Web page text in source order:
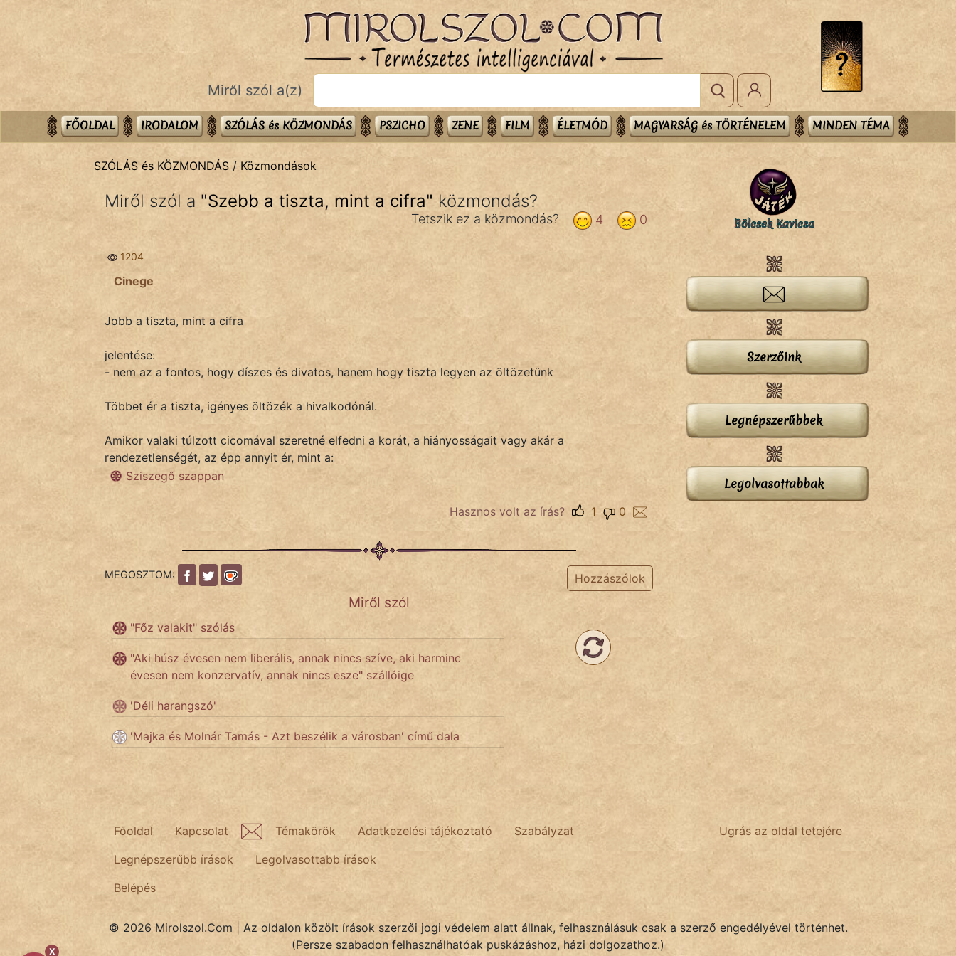
X
Bibliai
Közmondások
Szóláscsoportok
KÖZMONDÁS
FILM
Népszerű szerzőink:
fantom
Láron Ádám
Miről szól a(z)
FŐOLDAL IRODALOM SZÓLÁS és KÖZMONDÁS PSZICHO ZENE FILM ÉLETMÓD MAGYARSÁG és TÖRTÉNELEM MINDEN TÉMA
SZÓLÁS és KÖZMONDÁS / Közmondások
Miről szól a "Szebb a tiszta, mint a cifra" közmondás?
0
4
Tetszik ez a közmondás?
1204
Cinege
Jobb a tiszta, mint a cifra
jelentése:
- nem az a fontos, hogy díszes és divatos, hanem hogy tiszta legyen az öltözetünk
Többet ér a tiszta, igényes öltözék a hivalkodónál.
Amikor valaki túlzott cicomával szeretné elfedni a korát, a hiányosságait vagy akár a
rendezetlenségét, az épp annyit ér, mint a:
Sziszegő szappan
Hasznos volt az írás? 0
1
MEGOSZTOM: Hozzászólok
Miről szól
"Főz valakit" szólás
"Aki húsz évesen nem liberális, annak nincs szíve, aki harminc
évesen nem konzervatív, annak nincs esze" szállóige
'Déli harangszó'
'Majka és Molnár Tamás - Azt beszélik a városban' című dala
Bölcsek Kavicsa
Szerzőink
Legnépszerűbbek
Legolvasottabbak
Ugrás az oldal tetejére
Főoldal Kapcsolat Témakörök Adatkezelési tájékoztató
Szabályzat
Legnépszerűbb írások
Legolvasottabb írások
Belépés
© 2026 Mirolszol.Com | Az oldalon közölt írások szerzői jogi védelem alatt állnak, felhasználásuk csak a szerző engedélyével történhet.
(Persze szabadon felhasználhatóak puskázáshoz, házi dolgozathoz.)